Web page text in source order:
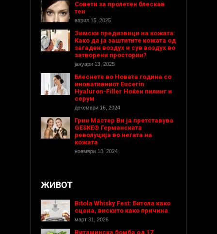
Совети за пролетен блескав
тен
април 15, 2025
Зимски предизвици на кожата:
Како да ја заштитите кожата од
загаден воздух и сув воздух во
затворени простории?
јануари 13, 2025
Блеснете во Новата година со
иновативниот Eucerin
Hyaluron-Filler Ноќен пилинг и
серум
декември 16, 2024
Грин Мастер Ви ја претставува
GESKE® Германската
револуција во негата на
кожата
ноември 18, 2024
ЖИВОТ
Bitola Whisky Fest: Битола како
сцена, вискито како причина
март 31, 2026
Витаминска бомба од 17